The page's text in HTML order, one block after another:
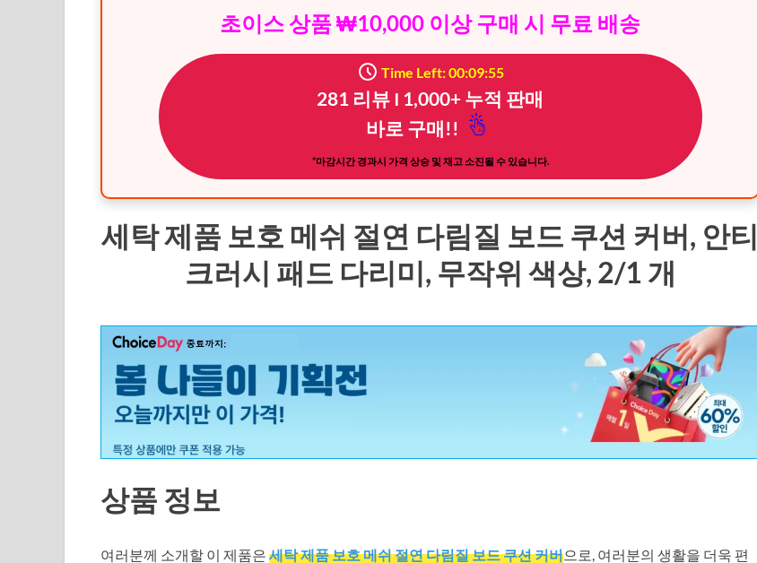
초이스 상품 ₩10,000 이상 구매 시 무료 배송
Time Left: 00:09:53
281 리뷰 ౹ 1,000+ 누적 판매
바로 구매!!
*마감시간 경과시 가격 상승 및 재고 소진될 수 있습니다.
세탁 제품 보호 메쉬 절연 다림질 보드 쿠션 커버, 안티
크러시 패드 다리미, 무작위 색상, 2/1 개
상품 정보
여러분께 소개할 이 제품은 세탁 제품 보호 메쉬 절연 다림질 보드 쿠션 커버으로, 여러분의 생활을 더욱 편